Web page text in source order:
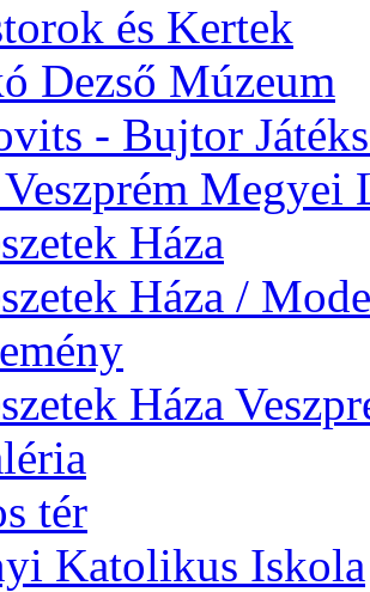
és Kertek
Dezső Múzeum
- Bujtor
Megyei
Háza
Háza /
Háza
tér
Katolikus Iskola